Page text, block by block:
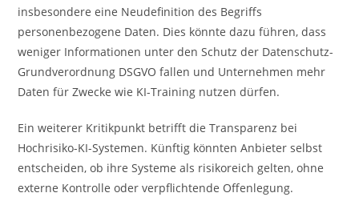
insbesondere eine Neudefinition des Begriffs
personenbezogene Daten. Dies könnte dazu führen, dass
weniger Informationen unter den Schutz der Datenschutz-
Grundverordnung DSGVO fallen und Unternehmen mehr
Daten für Zwecke wie KI-Training nutzen dürfen.
Ein weiterer Kritikpunkt betrifft die Transparenz bei
Hochrisiko-KI-Systemen. Künftig könnten Anbieter selbst
entscheiden, ob ihre Systeme als risikoreich gelten, ohne
externe Kontrolle oder verpflichtende Offenlegung.